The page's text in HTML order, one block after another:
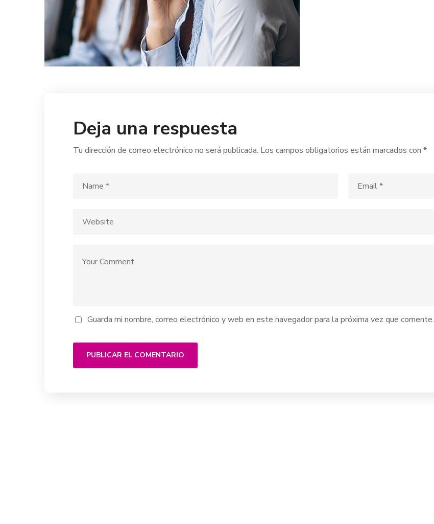
Deja una respuesta
Tu dirección de correo electrónico no será publicada. Los campos obligatorios están marcados con *
Guarda mi nombre, correo electrónico y web en este navegador para la próxima vez que comente.